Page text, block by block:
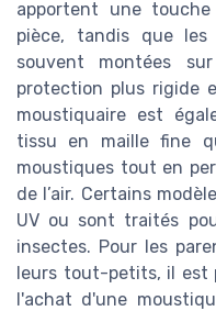
apportent une
pièce, tandis que les
souvent montées
protection plus rigide
moustiquaire est
tissu en maille fine
moustiques tout en
de l’air. Certains
UV ou sont traités
insectes. Pour les
leurs tout-petits, il est
l'achat d'une